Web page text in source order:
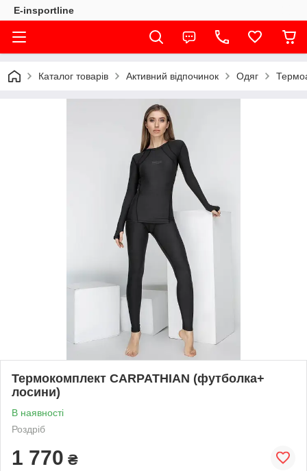
E-insportline
Каталог товарів Активний відпочинок Одяг
Термокомплект CARPATHIAN (футболка+
лосини)
В наявності
Роздріб
1 770 ₴